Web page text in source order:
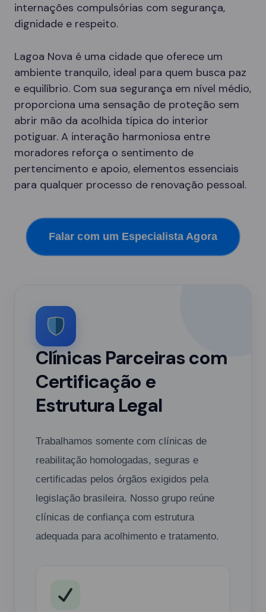
internações compulsórias com segurança,
dignidade e respeito.
Lagoa Nova é uma cidade que oferece um
ambiente tranquilo, ideal para quem busca paz
e equilíbrio. Com sua segurança em nível médio,
proporciona uma sensação de proteção sem
abrir mão da acolhida típica do interior
potiguar. A interação harmoniosa entre
moradores reforça o sentimento de
pertencimento e apoio, elementos essenciais
para qualquer processo de renovação pessoal.
Falar com um Especialista Agora
Clínicas Parceiras com
Certificação e
Estrutura Legal
Trabalhamos somente com clínicas de
reabilitação homologadas, seguras e
certificadas pelos órgãos exigidos pela
legislação brasileira. Nosso grupo reúne
clínicas de confiança com estrutura
adequada para acolhimento e tratamento.